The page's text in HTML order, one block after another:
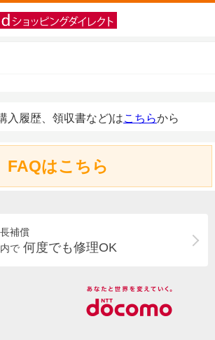
入履歴、領収書など)はこちらから
FAQはこちら
補償
で 何度でも修理OK